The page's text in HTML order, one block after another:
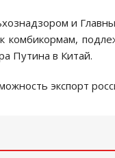
и
комбикормам,
Путина в Китай.
экспорт